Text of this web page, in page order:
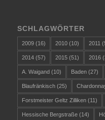
SCHLAGWÖRTER
2009(16) 2010(10) 2011
2014(57) 2015(51) 2016
A. Waigand (10) Baden(27)
Blaufränkisch(25)
Forstmeister Geltz Zilliken(11)
Hessische Bergstraße(14)